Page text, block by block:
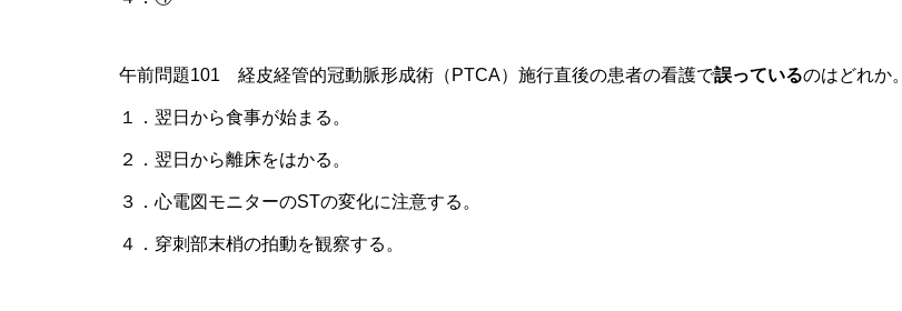
午前問題101 経皮経管的冠動脈形成術（PTCA）施行直後の患者の看護で誤っているのはどれか。
１．翌日から食事が始まる。
２．翌日から離床をはかる。
３．心電図モニターのSTの変化に注意する。
４．穿刺部末梢の拍動を観察する。